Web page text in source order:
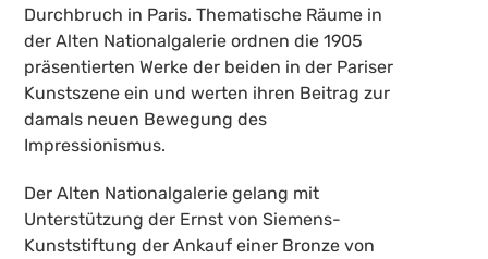
Durchbruch in Paris. Thematische Räume in
der Alten Nationalgalerie ordnen die 1905
präsentierten Werke der beiden in der Pariser
Kunstszene ein und werten ihren Beitrag zur
damals neuen Bewegung des
Impressionismus.
Der Alten Nationalgalerie gelang mit
Unterstützung der Ernst von Siemens-
Kunststiftung der Ankauf einer Bronze von